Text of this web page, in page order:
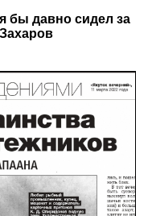
бы давно сидел за